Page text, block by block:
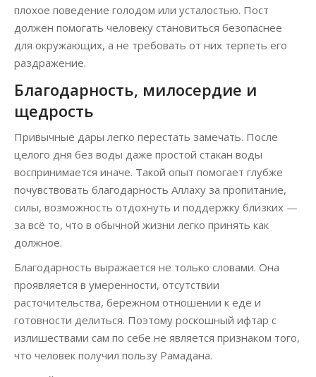
плохое поведение голодом или усталостью. Пост
должен помогать человеку становиться безопаснее
для окружающих, а не требовать от них терпеть его
раздражение.
Благодарность, милосердие и
щедрость
Привычные дары легко перестать замечать. После
целого дня без воды даже простой стакан воды
воспринимается иначе. Такой опыт помогает глубже
почувствовать благодарность Аллаху за пропитание,
силы, возможность отдохнуть и поддержку близких —
за всё то, что в обычной жизни легко принять как
должное.
Благодарность выражается не только словами. Она
проявляется в умеренности, отсутствии
расточительства, бережном отношении к еде и
готовности делиться. Поэтому роскошный ифтар с
излишествами сам по себе не является признаком того,
что человек получил пользу Рамадана.